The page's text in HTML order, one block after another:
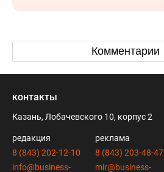
Комментарии
контакты
Казань, Лобачевского 10, корпус 2
редакция
8 (843) 202-12-10
info@business-
реклама
8 (843) 203-48-47
mir@business-